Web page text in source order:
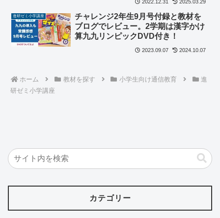
2022.12.31 2025.03.29
進研ゼミ小学講座
チャレンジ2年生9月号付録と教材を
ブログでレビュー。2学期は漢字かけ
算九九リンピックDVD付き！
2023.09.07 2024.10.07
ホーム 教材を探す 小学生向け通信教育
進
研ゼミ小学講座
カテゴリー